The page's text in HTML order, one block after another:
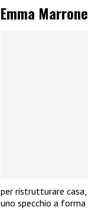
Emma
per ristrutturare
uno specchio a forma